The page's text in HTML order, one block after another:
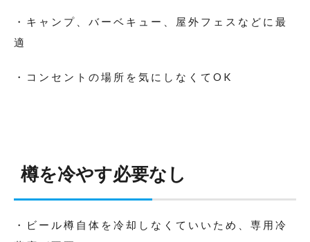
・キャンプ、バーベキュー、屋外フェスなどに最
適
・コンセントの場所を気にしなくてOK
樽を冷やす必要なし
・ビール樽自体を冷却しなくていいため、専用冷